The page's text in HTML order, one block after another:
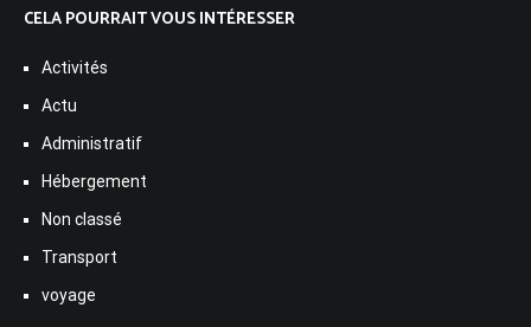
CELA POURRAIT VOUS INTÉRESSER
Activités
Actu
Administratif
Hébergement
Non classé
Transport
voyage